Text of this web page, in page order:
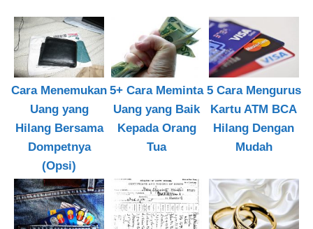
Cara Menemukan
Uang yang
Hilang Bersama
Dompetnya
(Opsi)
5+ Cara Meminta
Uang yang Baik
Kepada Orang
Tua
5 Cara Mengurus
Kartu ATM BCA
Hilang Dengan
Mudah